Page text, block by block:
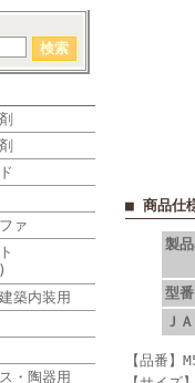
ァ
築内装用
・陶器用
■ 商品仕
製
型番
Ｊ
【品番】